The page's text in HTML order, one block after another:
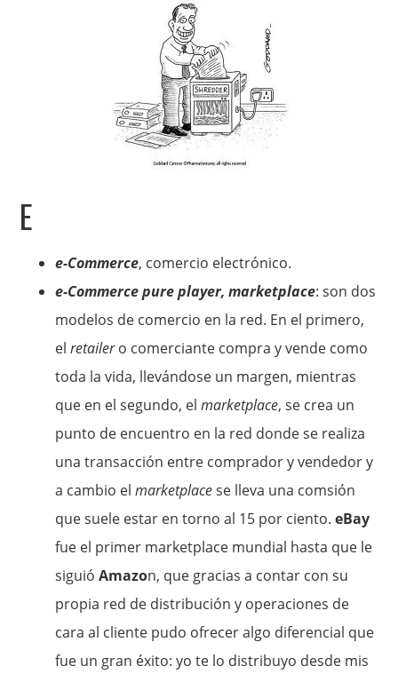
E
e-Commerce, comercio electrónico.
e-Commerce pure player, marketplace: son dos
modelos de comercio en la red. En el primero,
elretailero comerciante compra y vende como
toda la vida, llevándose un margen, mientras
que en el segundo, elmarketplace, se crea un
punto de encuentro en la red donde se realiza
una transacción entre comprador y vendedor y
a cambio elmarketplacese lleva una comsión
que suele estar en torno al 15 por ciento.eBay
fue el primer marketplace mundial hasta que le
siguióAmazon, que gracias a contar con su
propia red de distribución y operaciones de
cara al cliente pudo ofrecer algo diferencial que
fue un gran éxito: yo te lo distribuyo desde mis